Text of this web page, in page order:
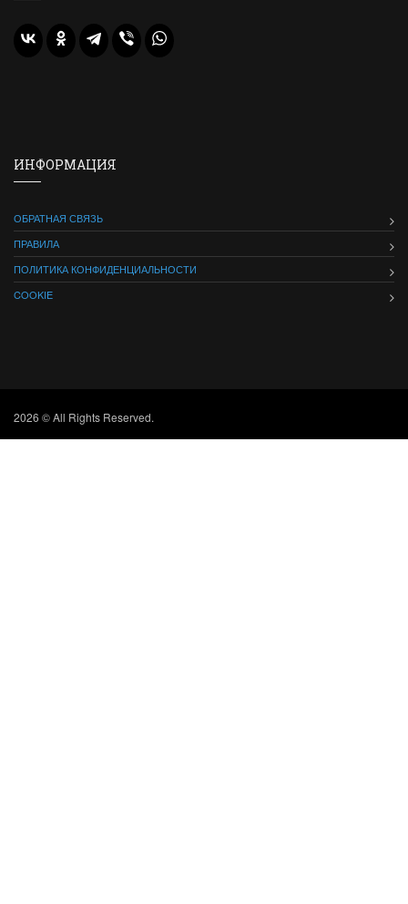
ИНФОРМАЦИЯ
ОБРАТНАЯ СВЯЗЬ
ПРАВИЛА
ПОЛИТИКА КОНФИДЕНЦИАЛЬНОСТИ
COOKIE
2026 © All Rights Reserved.